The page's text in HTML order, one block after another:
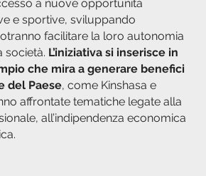
a nuove opportunità
e sportive, sviluppando
facilitare la loro autonomia
società. L’iniziativa si inserisce in
che mira a generare benefici
del Paese, come Kinshasa e
affrontate tematiche legate alla
all’indipendenza economica